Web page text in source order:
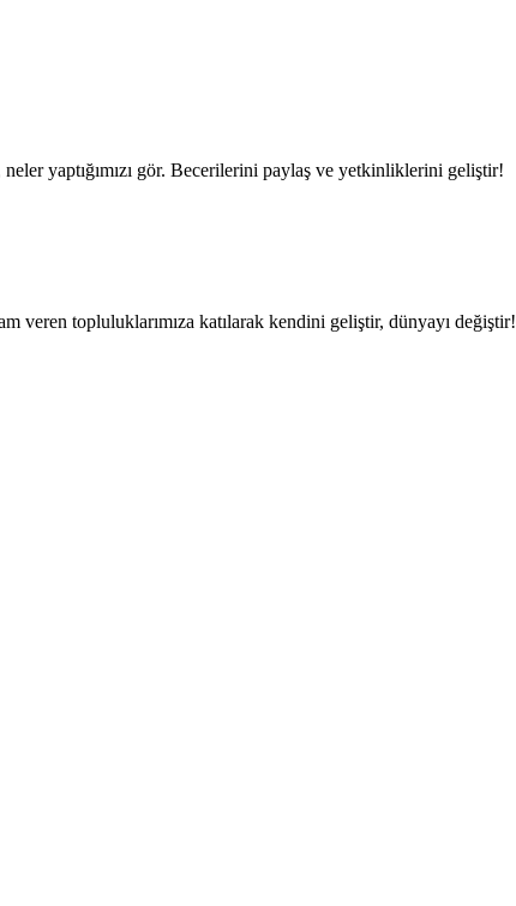
yaptığımızı gör. Becerilerini paylaş ve yetkinliklerini geliştir!
veren topluluklarımıza katılarak kendini geliştir, dünyayı değiştir!